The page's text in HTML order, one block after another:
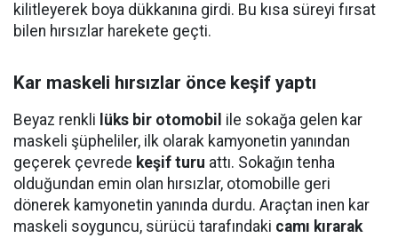
kilitleyerek boya dükkanına girdi. Bu kısa süreyi fırsat
bilen hırsızlar harekete geçti.
Kar maskeli hırsızlar önce keşif yaptı
Beyaz renkli lüks bir otomobil ile sokağa gelen kar
maskeli şüpheliler, ilk olarak kamyonetin yanından
geçerek çevrede keşif turu attı. Sokağın tenha
olduğundan emin olan hırsızlar, otomobille geri
dönerek kamyonetin yanında durdu. Araçtan inen kar
maskeli soyguncu, sürücü tarafındaki camı kırarak